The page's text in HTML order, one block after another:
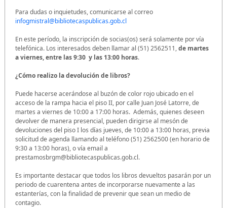
Para dudas o inquietudes, comunicarse al correo
infogmistral@bibliotecaspublicas.gob.cl
En este período, la inscripción de socias(os) será solamente por vía
telefónica. Los interesados deben llamar al (51) 2562511,de martes
a viernes, entre las 9:30 y las 13:00 horas.
¿Cómo realizo la devolución de libros?
Puede hacerse acerándose al buzón de color rojo ubicado en el
acceso de la rampa hacia el piso II, por calle Juan José Latorre, de
martes a viernes de 10:00 a 17:00 horas. Además, quienes deseen
devolver de manera presencial, pueden dirigirse al mesón de
devoluciones del piso I los días jueves, de 10:00 a 13:00 horas, previa
solicitud de agenda llamando al teléfono (51) 2562500 (en horario de
9:30 a 13:00 horas), o vía email a
prestamosbrgm@bibliotecaspublicas.gob.cl.
Es importante destacar que todos los libros devueltos pasarán por un
periodo de cuarentena antes de incorporarse nuevamente a las
estanterías, con la finalidad de prevenir que sean un medio de
contagio.